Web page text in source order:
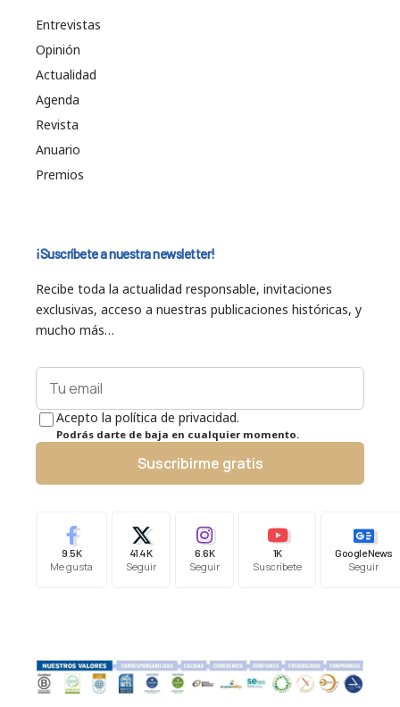
Entrevistas
Opinión
Actualidad
Agenda
Revista
Anuario
Premios
¡Suscríbete a nuestra newsletter!
Recibe toda la actualidad responsable, invitaciones
exclusivas, acceso a nuestras publicaciones históricas, y
mucho más…
Acepto la política de privacidad.
Podrás darte de baja en cualquier momento.
Suscribirme gratis
9.5K
Me gusta
41.4K
Seguir
6.6K
Seguir
1K
Suscríbete
Google News
Seguir